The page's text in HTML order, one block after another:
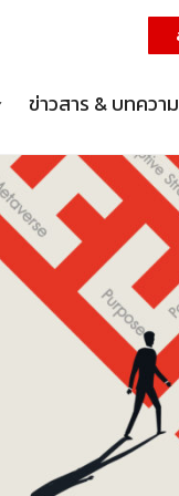
ข่าวสาร & บทความ